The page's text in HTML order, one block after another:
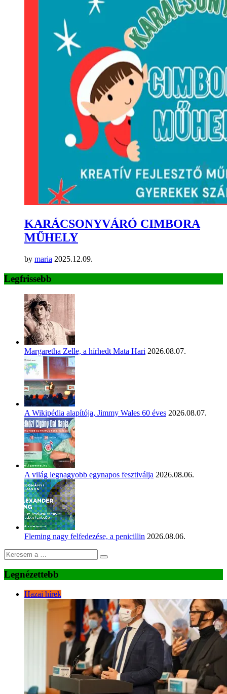
KARÁCSONYVÁRÓ CIMBORA
MŰHELY
by maria 2025.12.09.
Legfrissebb
Margaretha Zelle, a hírhedt Mata Hari 2026.08.07.
A Wikipédia alapítója, Jimmy Wales 60 éves 2026.08.07.
A világ legnagyobb egynapos fesztiválja 2026.08.06.
Fleming nagy felfedezése, a penicillin 2026.08.06.
Legnézettebb
Hazai hírek